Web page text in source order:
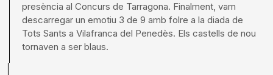
presència al Concurs de Tarragona. Finalment, vam
descarregar un emotiu 3 de 9 amb folre a la diada de
Tots Sants a Vilafranca del Penedès. Els castells de nou
tornaven a ser blaus.